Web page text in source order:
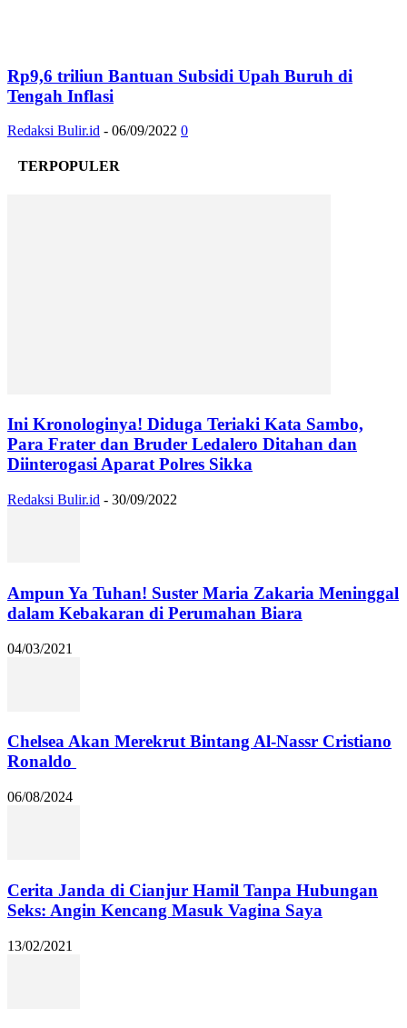
Rp9,6 triliun Bantuan Subsidi Upah Buruh di
Tengah Inflasi
Redaksi Bulir.id - 06/09/2022 0
TERPOPULER
Ini Kronologinya! Diduga Teriaki Kata Sambo,
Para Frater dan Bruder Ledalero Ditahan dan
Diinterogasi Aparat Polres Sikka
Redaksi Bulir.id - 30/09/2022
Ampun Ya Tuhan! Suster Maria Zakaria Meninggal
dalam Kebakaran di Perumahan Biara
04/03/2021
Chelsea Akan Merekrut Bintang Al-Nassr Cristiano
Ronaldo
06/08/2024
Cerita Janda di Cianjur Hamil Tanpa Hubungan
Seks: Angin Kencang Masuk Vagina Saya
13/02/2021